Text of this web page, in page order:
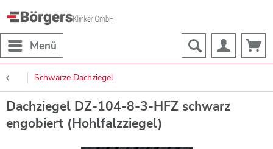
Menü
Schwarze Dachziegel
Dachziegel DZ-104-8-3-HFZ schwarz
engobiert (Hohlfalzziegel)